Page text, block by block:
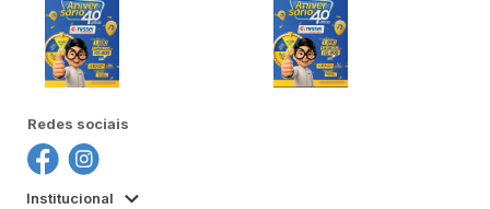
Redes sociais
Institucional